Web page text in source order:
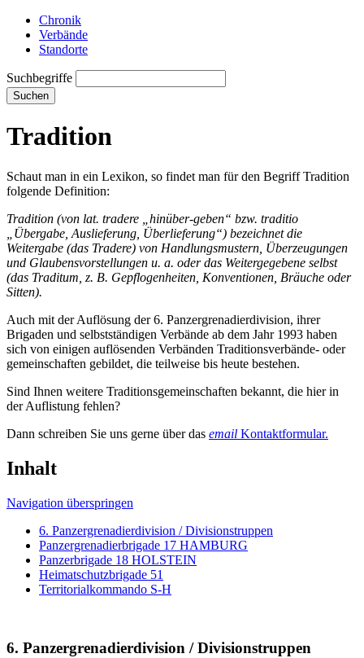
Chronik
Verbände
Standorte
Suchbegriffe
Suchen
Tradition
Schaut man in ein Lexikon, so findet man für den Begriff Tradition
folgende Definition:
Tradition (von lat. tradere „hinüber-geben“ bzw. traditio
„Übergabe, Auslieferung, Überlieferung“) bezeichnet die
Weitergabe (das Tradere) von Handlungsmustern, Überzeugungen
und Glaubensvorstellungen u. a. oder das Weitergegebene selbst
(das Traditum, z. B. Gepflogenheiten, Konventionen, Bräuche oder
Sitten).
Auch mit der Auflösung der 6. Panzergrenadierdivision, ihrer
Brigaden und selbstständigen Verbände ab dem Jahr 1993 haben
sich von einigen auflösenden Verbänden Traditionsverbände- oder
gemeinschaften gebildet, die teilweise bis heute bestehen.
Sind Ihnen weitere Traditionsgemeinschaften bekannt, die hier in
der Auflistung fehlen?
Dann schreiben Sie uns gerne über das email Kontaktformular.
Inhalt
Navigation überspringen
6. Panzergrenadierdivision / Divisionstruppen
Panzergrenadierbrigade 17 HAMBURG
Panzerbrigade 18 HOLSTEIN
Heimatschutzbrigade 51
Territorialkommando S-H
6. Panzergrenadierdivision / Divisionstruppen